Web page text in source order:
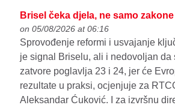
Brisel čeka djela, ne samo zakone
on 05/08/2026 at 06:16
Sprovođenje reformi i usvajanje
je signal Briselu, ali i nedovoljan da
zatvore poglavlja 23 i 24, jer će
rezultate u praksi, ocjenjuje za
Aleksandar Ćuković. I za izvršnu